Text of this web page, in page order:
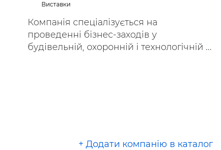
Виставки
Компанія спеціалізується на
проведенні бізнес-заходів у
будівельній, охоронній і технологічній ...
+ Додати компанію в каталог